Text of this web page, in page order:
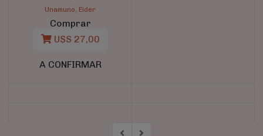
Unamuno, Eider
Comprar
U$S 27,00
A CONFIRMAR